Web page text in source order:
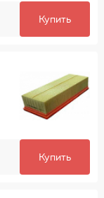
Купить
Купить